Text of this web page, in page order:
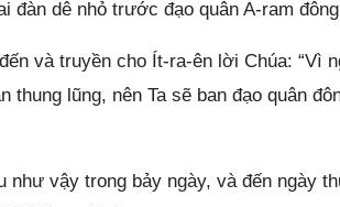
đàn dê nhỏ trước đạo quân A-ram
và truyền cho Ít-ra-ên lời Chúa: “Vì
thung lũng, nên Ta sẽ ban đạo quân
như vậy trong bảy ngày, và đến ngày